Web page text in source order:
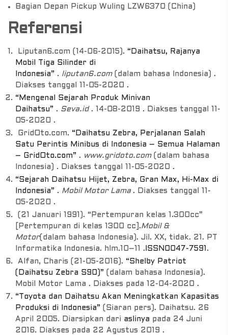
Bagian Depan Pickup Wuling LZW6370 (China)
Referensi
Liputan6.com (14-06-2015). “Daihatsu, Rajanya
Mobil Tiga Silinder di
Indonesia” . liputan6.com(dalam bahasa Indonesia) .
Diakses tanggal 11-05-2020 .
“Mengenal Sejarah Produk Minivan
Daihatsu” . Seva.id. 14-08-2019 . Diakses tanggal 11-
05-2020 .
GridOto.com. “Daihatsu Zebra, Perjalanan Salah
Satu Perintis Minibus di Indonesia – Semua Halaman
– GridOto.com” . www.gridoto.com(dalam bahasa
Indonesia) . Diakses tanggal 11-05-2020 .
“Sejarah Daihatsu Hijet, Zebra, Gran Max, Hi-Max di
Indonesia” . Mobil Motor Lama . Diakses tanggal 11-
05-2020 .
(21 Januari 1991). “Pertempuran kelas 1.300cc”
[Pertempuran di kelas 1300 cc].Mobil &
Motor(dalam bahasa Indonesia). Jil. XX, tidak. 21. PT
Informatika Indonesia. hlm.10–11 . ISSN 0047-7591 .​
Alfan, Charis (21-05-2016). “Shelby Patriot
(Daihatsu Zebra S90)” (dalam bahasa Indonesia).
Mobil Motor Lama . Diakses pada 12-04-2020 .
“Toyota dan Daihatsu Akan Meningkatkan Kapasitas
Produksi di Indonesia” (Siaran pers). Daihatsu. 26
April 2005. Diarsipkan dari aslinya pada 24 Juni
2016. Diakses pada 22 Agustus 2019 .